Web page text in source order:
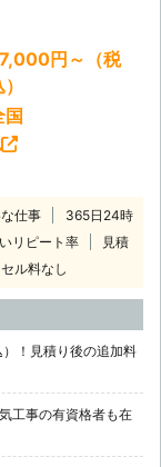
円～（税
国
仕事
365日24時
リピート率
見積
ル料なし
！見積り後の追加料
工事の有資格者も在